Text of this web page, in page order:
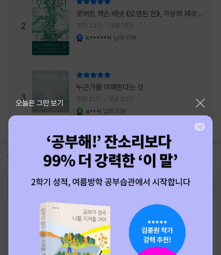
2
로버트 잭슨 베넷 《오염된 잔》, 가상의 제국이
주는 실감과 미스터리 사건의 치밀함이 이루어
내는 최상의 시너지...
추천 22건 댓글 18건
k******i 님의 리뷰
3
누군가를 이해한다는 것
추천 21건 댓글 20건
a***i 님의 리뷰
공지 26년 NBCI 수상 안내
2026-08-01
오늘은 그만 보기
로그인 최근 본 상품 주문/배송
고객센터 1544-3800 티켓 1544-6399
중고샵 1566-4295
eBook 1:1문의/채팅상담
예스이십사(주) 사업자 정보
이용약관
개인정보처리방침
청소년보호정책